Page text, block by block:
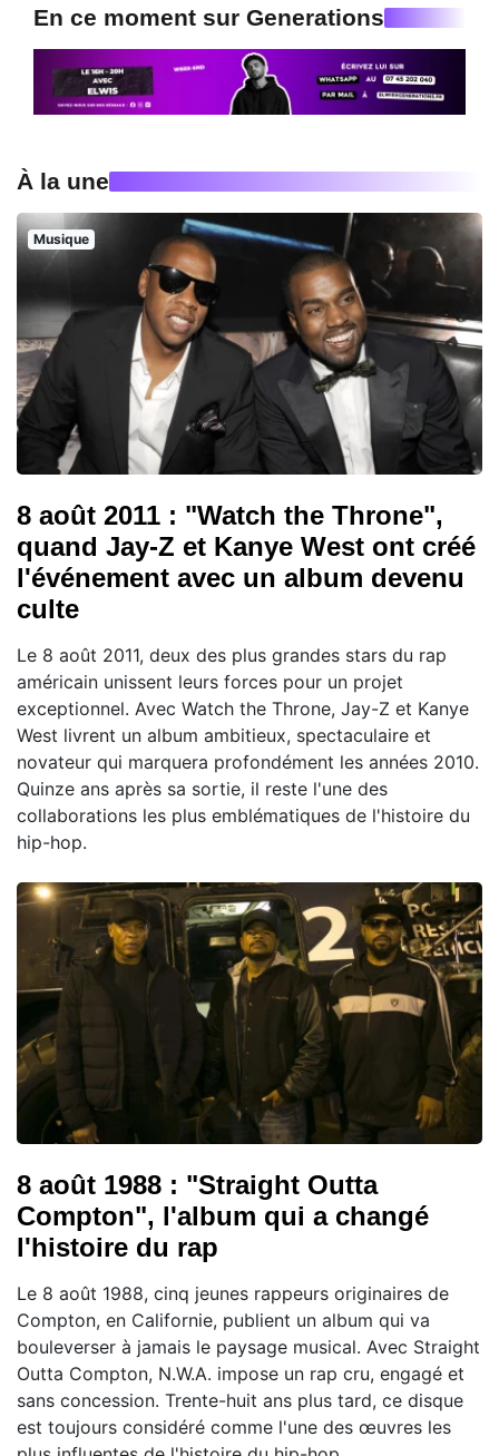
En ce moment sur Generations
À la une
Musique
8 août 2011 : "Watch the Throne",
quand Jay-Z et Kanye West ont créé
l'événement avec un album devenu
culte
Le 8 août 2011, deux des plus grandes stars du rap
américain unissent leurs forces pour un projet
exceptionnel. Avec Watch the Throne, Jay-Z et Kanye
West livrent un album ambitieux, spectaculaire et
novateur qui marquera profondément les années 2010.
Quinze ans après sa sortie, il reste l'une des
collaborations les plus emblématiques de l'histoire du
hip-hop.
8 août 1988 : "Straight Outta
Compton", l'album qui a changé
l'histoire du rap
Le 8 août 1988, cinq jeunes rappeurs originaires de
Compton, en Californie, publient un album qui va
bouleverser à jamais le paysage musical. Avec Straight
Outta Compton, N.W.A. impose un rap cru, engagé et
sans concession. Trente-huit ans plus tard, ce disque
est toujours considéré comme l'une des œuvres les